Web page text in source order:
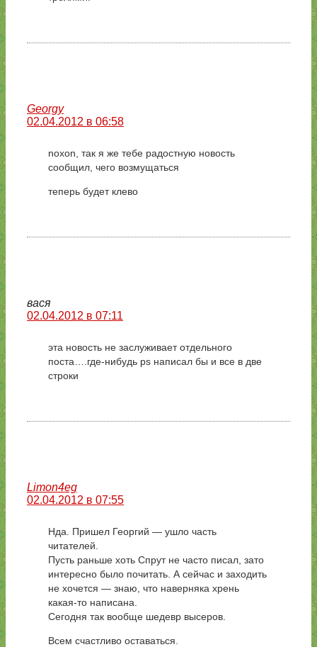
Georgy
02.04.2012 в 06:58
noxon, так я же тебе радостную новость
сообщил, чего возмущаться
теперь будет клево
вася
02.04.2012 в 07:11
эта новость не заслуживает отдельного
поста….где-нибудь ps написал бы и все в две
строки
Limon4eg
02.04.2012 в 07:55
Нда. Пришел Георгий — ушло часть
читателей.
Пусть раньше хоть Спрут не часто писал, зато
интересно было почитать. А сейчас и заходить
не хочется — знаю, что наверняка хрень
какая-то написана.
Сегодня так вообще шедевр высеров.
Всем счастливо оставаться.